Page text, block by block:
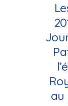
au